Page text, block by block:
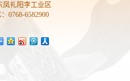
凤礼阳李工业区
0768-6582900